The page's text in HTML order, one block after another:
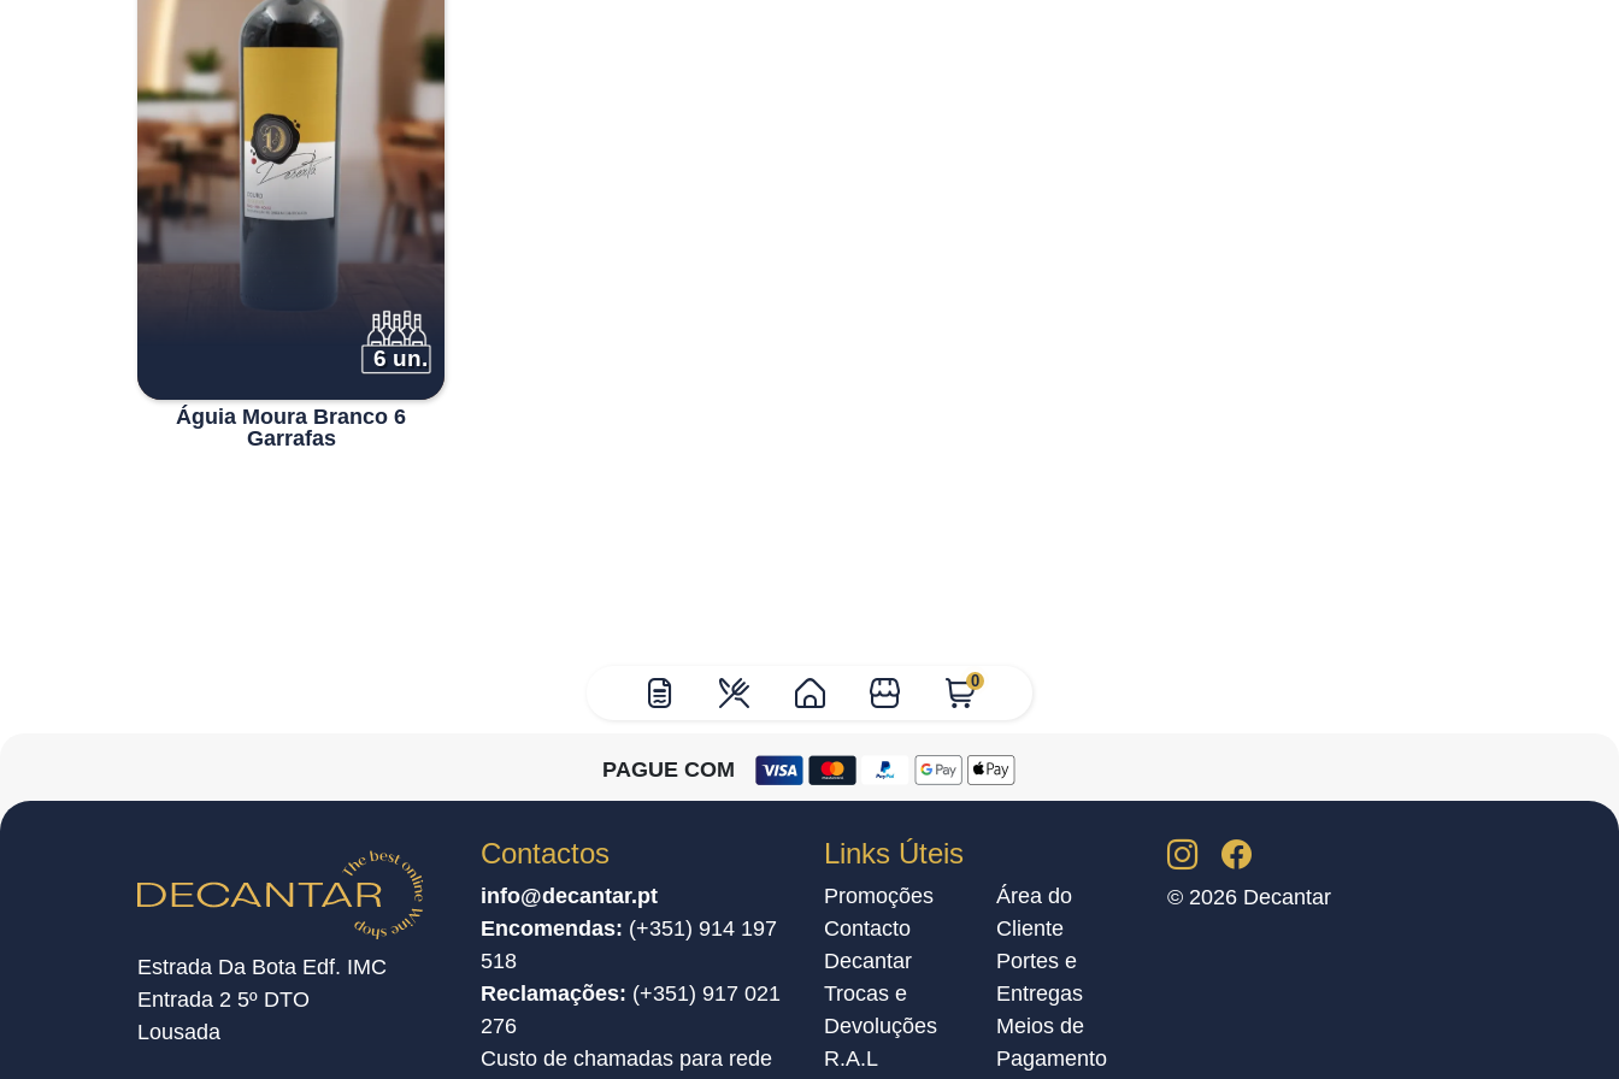
0
era:
€33.00.
é:
€28.00.
6 un.
Águia Moura Branco 6
Garrafas
PAGUE COM
Estrada Da Bota Edf. IMC
Entrada 2 5º DTO
Lousada
Contactos
info@decantar.pt
Encomendas: (+351) 914 197
518
Reclamações: (+351) 917 021
276
Custo de chamadas para rede
Links Úteis
Promoções
Contacto
Decantar
Trocas e
Devoluções
R.A.L
Área do
Cliente
Portes e
Entregas
Meios de
Pagamento
© 2026 Decantar